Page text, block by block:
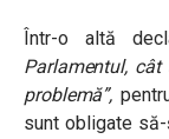
Într-o altă
Parlamentul,
problemă”,
sunt obligate